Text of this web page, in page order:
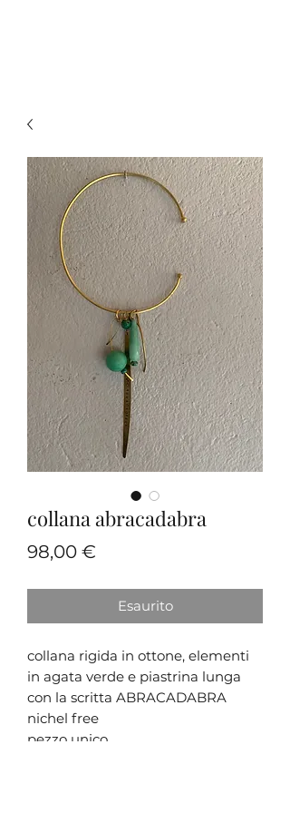
collana abracadabra
98,00 €
Esaurito
collana rigida in ottone, elementi
in agata verde e piastrina lunga
con la scritta ABRACADABRA
nichel free
pezzo unico